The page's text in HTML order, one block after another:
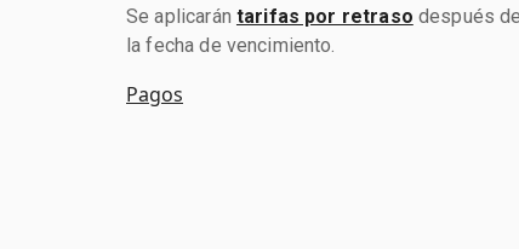
Se aplicarán tarifas por retraso después de
la fecha de vencimiento.
Pagos